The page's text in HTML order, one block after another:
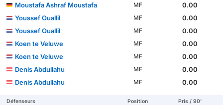
Moustafa Ashraf Moustafa
MF
0.00
Youssef Ouallil
MF
0.00
Youssef Ouallil
MF
0.00
Koen te Veluwe
MF
0.00
Koen te Veluwe
MF
0.00
Denis Abdullahu
MF
0.00
Denis Abdullahu
MF 0.00
Défenseurs Position Pris / 90'